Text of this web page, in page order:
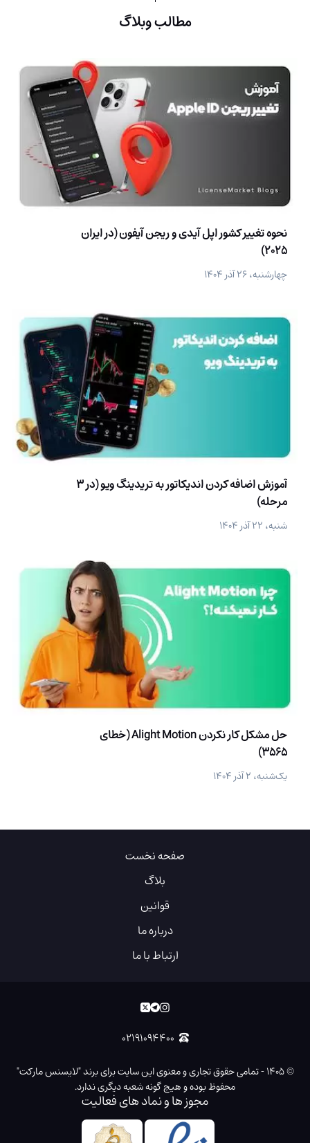
مطالب وبلاگ
نحوه تغییر کشور اپل آیدی و ریجن آیفون (در ایران
2025)
چهارشنبه، ۲۶ آذر ۱۴۰۴
آموزش اضافه کردن اندیکاتور به تریدینگ ویو (در 3
مرحله)
شنبه، ۲۲ آذر ۱۴۰۴
حل مشکل کار نکردن Alight Motion (خطای
3565)
یک‌شنبه، ۲ آذر ۱۴۰۴
صفحه نخست
بلاگ
قوانین
درباره ما
ارتباط با ما
۰۲۱۹۱۰۹۴۴۰۰
©۱۴۰۵-تمامی حقوق تجاری و معنوی این سایت برای برند "لایسنس مارکت"
محفوظ بوده و هیچ گونه شعبه دیگری ندارد.
مجوز ها و نماد های فعالیت